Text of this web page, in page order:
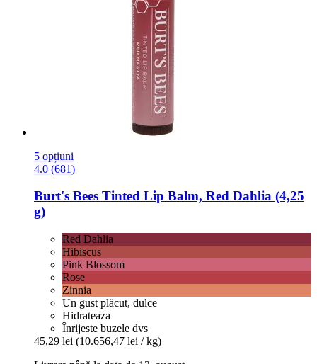
5 opțiuni
4.0 (681)
Burt's Bees Tinted Lip Balm, Red Dahlia (4,25
g)
Red Dahlia
Hibiscus
Pink Blossom
Rose
Zinnia
Un gust plăcut, dulce
Hidrateaza
Înrijeste buzele dvs
45,29 lei (10.656,47 lei / kg)